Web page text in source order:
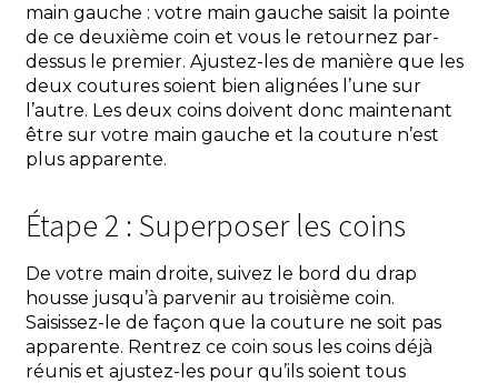
main gauche : votre main gauche saisit la pointe
de ce deuxième coin et vous le retournez par-
dessus le premier. Ajustez-les de manière que les
deux coutures soient bien alignées l’une sur
l’autre. Les deux coins doivent donc maintenant
être sur votre main gauche et la couture n’est
plus apparente.
Étape 2 : Superposer les coins
De votre main droite, suivez le bord du drap
housse jusqu’à parvenir au troisième coin.
Saisissez-le de façon que la couture ne soit pas
apparente. Rentrez ce coin sous les coins déjà
réunis et ajustez-les pour qu’ils soient tous